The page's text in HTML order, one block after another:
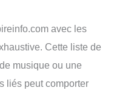
avec les
Cette liste de
musique ou une
liés peut comporter